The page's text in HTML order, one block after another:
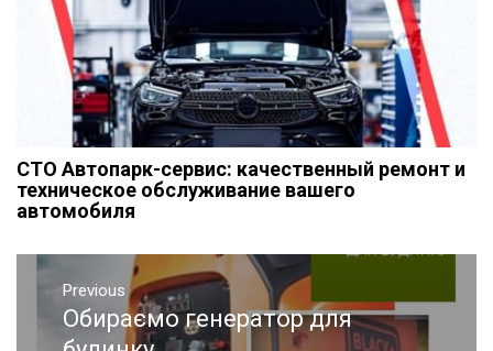
СТО Автопарк-сервис: качественный ремонт и
техническое обслуживание вашего
автомобиля
Навигация
по
Previous
Previous
post:
Обираємо генератор для